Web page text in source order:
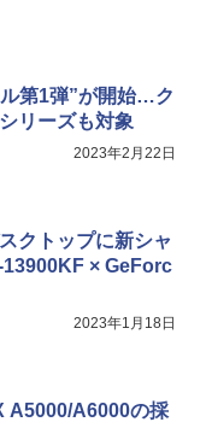
第1弾”が開始…ク
リーズも対象
2023年2月22日
クトップに新シャ
× GeForc
2023年1月18日
A5000/A6000の採